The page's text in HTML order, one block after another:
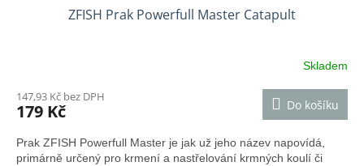
ZFISH Prak Powerfull Master Catapult
Skladem
147,93 Kč bez DPH
179 Kč Do košíku
Prak ZFISH Powerfull Master je jak už jeho název napovídá,
primárně určený pro krmení a nastřelování krmných koulí či